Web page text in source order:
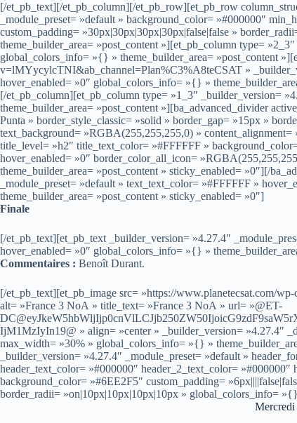
[/et_pb_text][/et_pb_column][/et_pb_row][et_pb_row
_module_preset= »default » background_color= »#000000″
custom_padding= »30px|30px|30px|30px|false|false »
theme_builder_area= »post_content »][et_pb_column type=
global_colors_info= »{} » theme_builder_area= »post_content
v=lMYycylcTNI&ab_channel=Plan%C3%A8teCSAT »
hover_enabled= »0″ global_colors_info= »{} »
[/et_pb_column][et_pb_column type= »1_3″ _builder_version=
theme_builder_area= »post_content »][ba_advanced_divider
Punta » border_style_classic= »solid » border_gap= »15px »
text_background= »RGBA(255,255,255,0) »
title_level= »h2″ title_text_color= »#FFFFFF »
hover_enabled= »0″ border_color_all_icon=
theme_builder_area= »post_content » sticky_enabled= »0″][/
_module_preset= »default » text_text_color= »#FFFFFF »
theme_builder_area= »post_content » sticky_enabled= »0″]
Finale
[/et_pb_text][et_pb_text _builder_version= »4.27.4″
hover_enabled= »0″ global_colors_info= »{} »
Commentaires : Benoît Durant.
[/et_pb_text][et_pb_image src= »https://www.planetecsat.com/
alt= »France 3 NoA » title_text= »France 3 NoA » url= »@ET-
IjM1MzIyIn19@ » align= »center » _builder_version= »4.27.4″
max_width= »30% » global_colors_info= »{} »
_builder_version= »4.27.4″ _module_preset= »default »
header_text_color= »#000000″ header_2_text_color= »#000000″
background_color= »#6EE2F5″ custom_padding=
border_radii= »on|10px|10px|10px|10px » global_colors_info=